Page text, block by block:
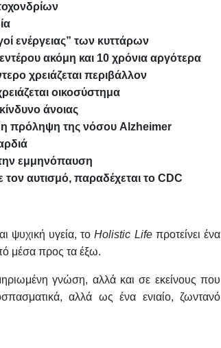
ενέργειας” των κυττάρων
ακόμη και 10 χρόνια αργότερα
χρειάζεται περιβάλλον
οικοσύστημα
άνοιας
η πρόληψη της νόσου Alzheimer
εμμηνόπαυση
τον αυτισμό, παραδέχεται το CDC
ψυχική υγεία, τοHolistic Lifeπροτείνει ένα
μέσα προς τα έξω.
γνώση, αλλά και σε εκείνους που
αλλά ως ένα ενιαίο, ζωντανό